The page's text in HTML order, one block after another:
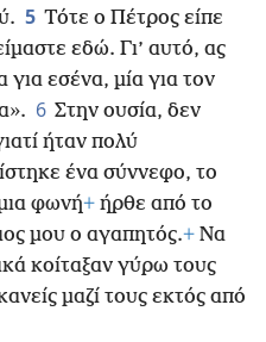
5 Τότε ο Πέτρος είπε
εδώ. Γι’ αυτό, ας
για εσένα, μία για τον
6 Στην ουσία, δεν
ήταν πολύ
ένα σύννεφο, το
φωνή+ ήρθε από το
μου ο αγαπητός.+ Να
κοίταξαν γύρω τους
μαζί τους εκτός από